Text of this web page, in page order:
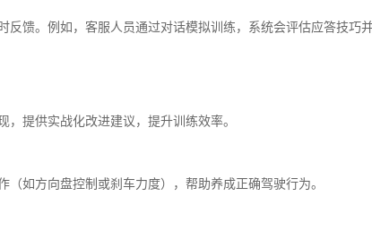
反馈。例如，客服人员通过对话模拟训练，系统会评估应答技巧
提供实战化改进建议，提升训练效率。
如方向盘控制或刹车力度），帮助养成正确驾驶行为。